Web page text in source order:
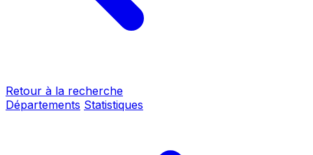
Retour à la recherche
Départements Statistiques